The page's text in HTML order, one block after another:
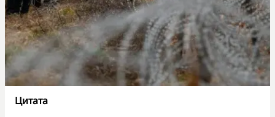
Цитата